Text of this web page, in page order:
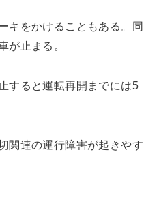
キをかけることもある。同
が止まる。
すると運転再開までには5
関連の運行障害が起きやす